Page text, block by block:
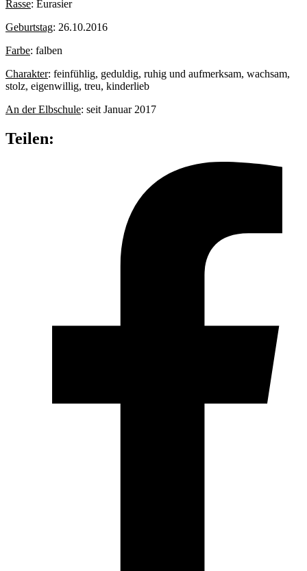
Rasse: Eurasier
Geburtstag: 26.10.2016
Farbe: falben
Charakter: feinfühlig, geduldig, ruhig und aufmerksam, wachsam,
stolz, eigenwillig, treu, kinderlieb
An der Elbschule: seit Januar 2017
Teilen: